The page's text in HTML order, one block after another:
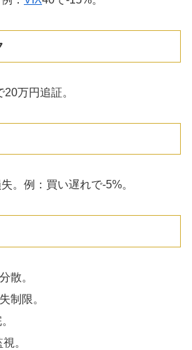
万円追証。
。例：買い遅れで-5%。
散。
制限。
。